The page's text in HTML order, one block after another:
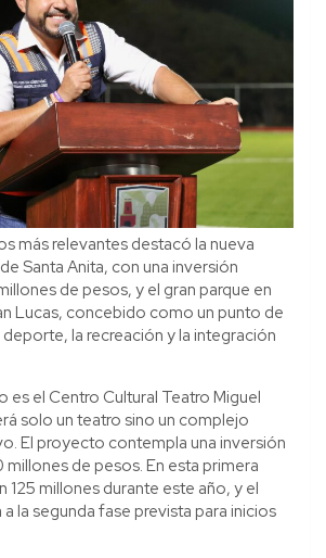
más relevantes destacó la nueva
Santa Anita, con una inversión
de pesos, y el gran parque en
Lucas, concebido como un punto de
la recreación y la integración
es el Centro Cultural Teatro Miguel
solo un teatro sino un complejo
El proyecto contempla una inversión
millones de pesos. En esta primera
125 millones durante este año, y el
la segunda fase prevista para inicios